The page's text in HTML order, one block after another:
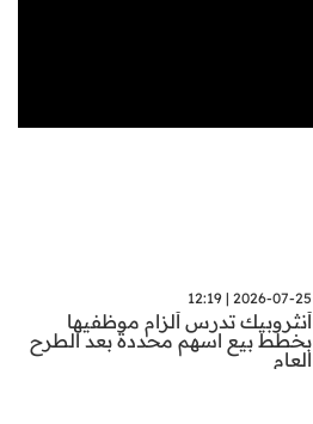
2026-07-25 | 12:19
أنثروبيك تدرس ألزام موظفيها
بخطط بيع اسهم محددة بعد الطرح
العام